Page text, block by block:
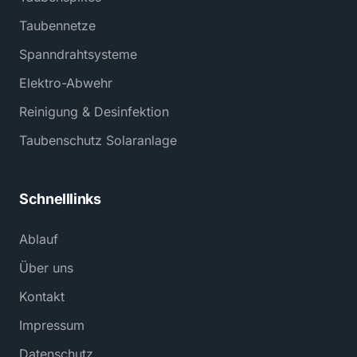
Taubennetze
Spanndrahtsysteme
Elektro-Abwehr
Reinigung & Desinfektion
Taubenschutz Solaranlage
Schnelllinks
Ablauf
Über uns
Kontakt
Impressum
Datenschutz